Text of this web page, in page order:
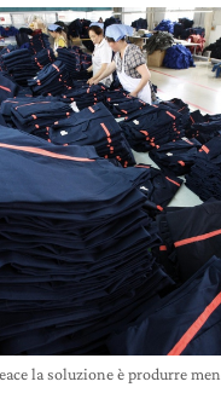
la soluzione è produrre